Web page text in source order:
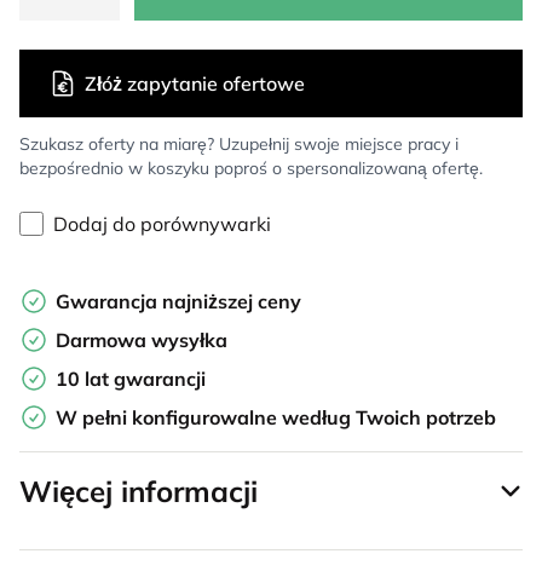
Szukasz oferty na miarę? Uzupełnij swoje miejsce pracy i
bezpośrednio w koszyku poproś o spersonalizowaną ofertę.
Złóż zapytanie ofertowe
Dodaj do porównywarki
Gwarancja najniższej ceny
Darmowa wysyłka
10 lat gwarancji
W pełni konfigurowalne według Twoich potrzeb
Więcej informacji